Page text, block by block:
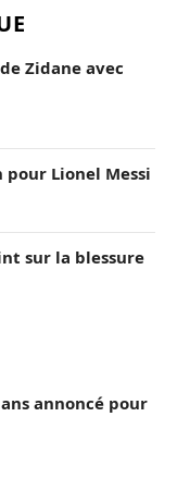
Zidane avec
pour Lionel Messi
sur la blessure
annoncé pour